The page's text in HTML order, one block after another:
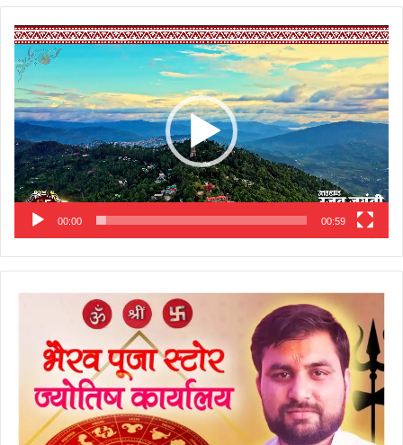
Video
Player
00:00 00:59